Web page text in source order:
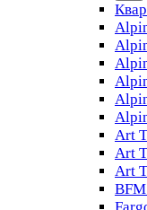
Art
Art
Art